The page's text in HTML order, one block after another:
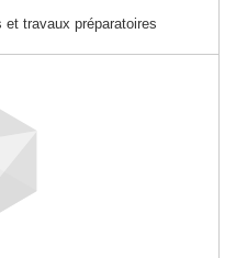
travaux préparatoires